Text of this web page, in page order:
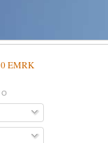
EMRK